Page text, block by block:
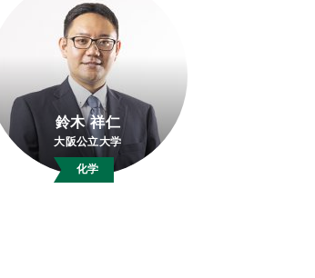
鈴木 祥仁
大阪公立大学
化学